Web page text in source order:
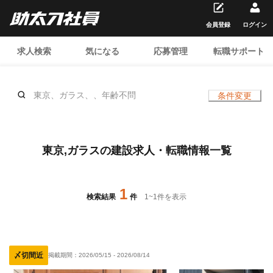
求人検索 気になる 応募管理 転職サポート
会員登録 ログイン
東京、ガラス、、年齢不問 条件変更
東京,ガラスの建設求人・転職情報一覧
検索結果 1 件 1~1件を表示
〆切間近 掲載期間： 2026/05/15 - 2026/08/14